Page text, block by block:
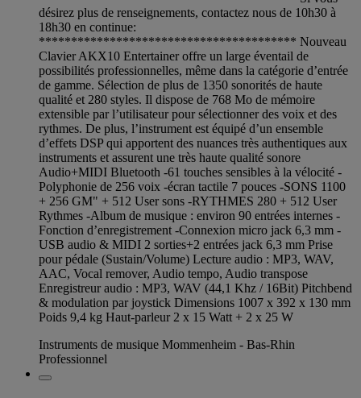
désirez plus de renseignements, contactez nous de 10h30 à
18h30 en continue:
**************************************** Nouveau
Clavier AKX10 Entertainer offre un large éventail de
possibilités professionnelles, même dans la catégorie d’entrée
de gamme. Sélection de plus de 1350 sonorités de haute
qualité et 280 styles. Il dispose de 768 Mo de mémoire
extensible par l’utilisateur pour sélectionner des voix et des
rythmes. De plus, l’instrument est équipé d’un ensemble
d’effets DSP qui apportent des nuances très authentiques aux
instruments et assurent une très haute qualité sonore
Audio+MIDI Bluetooth -61 touches sensibles à la vélocité -
Polyphonie de 256 voix -écran tactile 7 pouces -SONS 1100
+ 256 GM" + 512 User sons -RYTHMES 280 + 512 User
Rythmes -Album de musique : environ 90 entrées internes -
Fonction d’enregistrement -Connexion micro jack 6,3 mm -
USB audio & MIDI 2 sorties+2 entrées jack 6,3 mm Prise
pour pédale (Sustain/Volume) Lecture audio : MP3, WAV,
AAC, Vocal remover, Audio tempo, Audio transpose
Enregistreur audio : MP3, WAV (44,1 Khz / 16Bit) Pitchbend
& modulation par joystick Dimensions 1007 x 392 x 130 mm
Poids 9,4 kg Haut-parleur 2 x 15 Watt + 2 x 25 W
Instruments de musique Mommenheim - Bas-Rhin
Professionnel